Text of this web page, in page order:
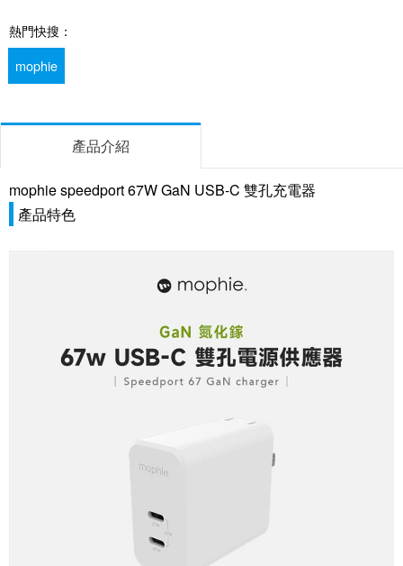
熱門快搜：
mophie
產品介紹
mophie speedport 67W GaN USB-C 雙孔充電器
產品特色